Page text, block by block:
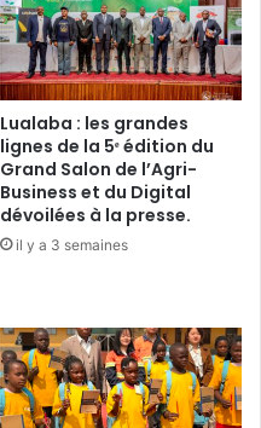
Lualaba : les grandes
lignes de la 5ᵉ édition du
Grand Salon de l’Agri-
Business et du Digital
dévoilées à la presse.
il y a 3 semaines